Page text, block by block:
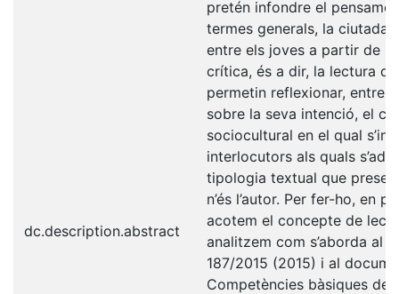
dc.description.abstract
pretén infondre el
termes generals, la
entre els joves a partir de
crítica, és a dir, la lectura
permetin reflexionar, entre
sobre la seva intenció, el
sociocultural en el qual
interlocutors als quals
tipologia textual que
n’és l’autor. Per fer-ho, en
acotem el concepte de
analitzem com s’aborda al
187/2015 (2015) i al
Competències bàsiques de